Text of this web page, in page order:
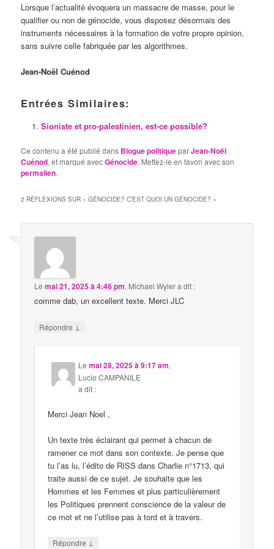
Lorsque l’actualité évoquera un massacre de masse, pour le
qualifier ou non de génocide, vous disposez désormais des
instruments nécessaires à la formation de votre propre opinion,
sans suivre celle fabriquée par les algorithmes.
Jean-Noël Cuénod
Entrées Similaires:
Sioniste et pro-palestinien, est-ce possible?
Ce contenu a été publié dans Blogue politiqueparJean-Noël
Cuénod, et marqué avecGénocide. Mettez-le en favori avec son
permalien.
2 RÉFLEXIONS SUR «GÉNOCIDE? C’EST QUOI UN GÉNOCIDE? »
Lemai 21, 2025 à 4:46 pm, Michael Wylera dit :
comme dab, un excellent texte. Merci JLC
Répondre ↓
Lemai 28, 2025 à 9:17 am,
Lucio CAMPANILE
a dit :
Merci Jean Noel ,
Un texte très éclairant qui permet à chacun de
ramener ce mot dans son contexte. Je pense que
tu l’as lu, l’édito de RISS dans Charlie n°1713, qui
traite aussi de ce sujet. Je souhaite que les
Hommes et les Femmes et plus particulièrement
les Politiques prennent conscience de la valeur de
ce mot et ne l’utilise pas à tord et à travers.
Répondre ↓